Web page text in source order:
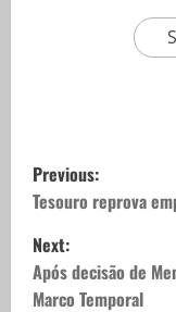
P
o
s
Previous:
Tesouro reprova
Next:
Após decisão de
Marco Temporal